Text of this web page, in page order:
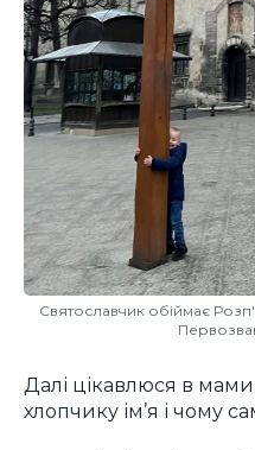
Святославчик обіймає
Далі цікавлюся в
хлопчику ім’я і чому